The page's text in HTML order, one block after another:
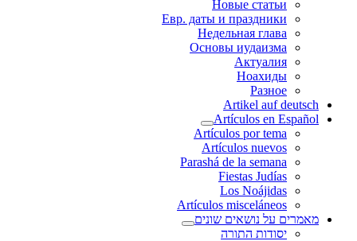
Новые статьи
Евр. даты и праздники
Недельная глава
Основы иудаизма
Актуалия
Ноахиды
Разное
Artikel auf deutsch
Artículos en Español
Artículos por tema
Artículos nuevos
Parashá de la semana
Fiestas Judías
Los Noájidas
Artículos misceláneos
מאמרים על נושאים שונים
יסודות התורה